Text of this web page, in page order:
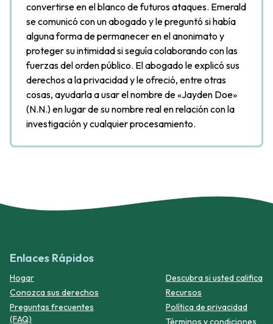
convertirse en el blanco de futuros ataques. Emerald
se comunicó con un abogado y le preguntó si había
alguna forma de permanecer en el anonimato y
proteger su intimidad si seguía colaborando con las
fuerzas del orden público. El abogado le explicó sus
derechos a la privacidad y le ofreció, entre otras
cosas, ayudarla a usar el nombre de «Jayden Doe»
(N.N.) en lugar de su nombre real en relación con la
investigación y cualquier procesamiento.
Enlaces Rápidos
Hogar
Conozca sus derechos
Preguntas frecuentes
(FAQ)
Descubra si usted califica
Recursos
Política de privacidad
Términos y condiciones